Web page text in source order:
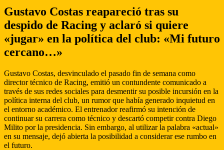
Gustavo Costas reapareció tras su
despido de Racing y aclaró si quiere
«jugar» en la política del club: «Mi futuro
cercano…»
Gustavo Costas, desvinculado el pasado fin de semana como
director técnico de Racing, emitió un contundente comunicado a
través de sus redes sociales para desmentir su posible incursión en la
política interna del club, un rumor que había generado inquietud en
el entorno académico. El entrenador reafirmó su intención de
continuar su carrera como técnico y descartó competir contra Diego
Milito por la presidencia. Sin embargo, al utilizar la palabra «actual»
en su mensaje, dejó abierta la posibilidad a considerar ese rumbo en
el futuro.